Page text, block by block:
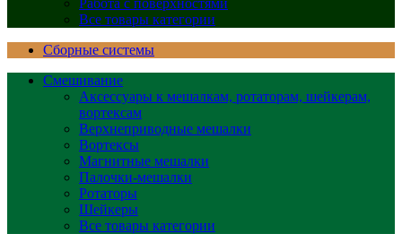
Работа с поверхностями
Все товары категории
Сборные системы
Смешивание
Аксессуары к мешалкам, ротаторам, шейкерам,
вортексам
Верхнеприводные мешалки
Вортексы
Магнитные мешалки
Палочки-мешалки
Ротаторы
Шейкеры
Все товары категории